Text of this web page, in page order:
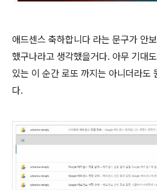
애드센스 축하합니다 라는 문구가 안
했구나라고 생각했을거다. 아무 기대
있는 이 순간 로또 까지는 아니더라도
다.